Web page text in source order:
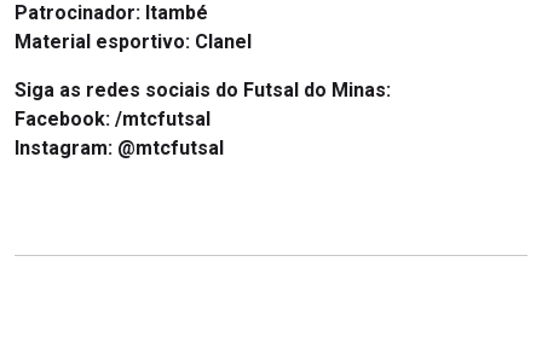
Patrocinador: Itambé
Material esportivo: Clanel
Siga as redes sociais do Futsal do Minas:
Facebook: /mtcfutsal
Instagram: @mtcfutsal